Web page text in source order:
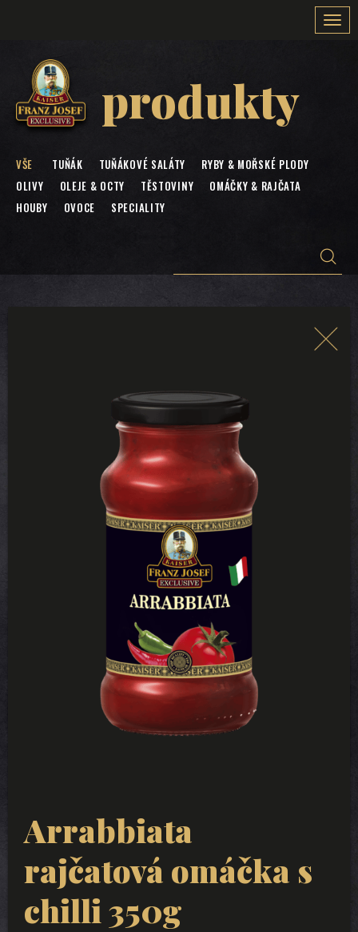
produkty
VŠE TUŇÁK TUŇÁKOVÉ SALÁTY
RYBY & MOŘSKÉ PLODY
OLIVY
OLEJE & OCTY TĚSTOVINY
OMÁČKY & RAJČATA
HOUBY
OVOCE SPECIALITY
Arrabbiata
rajčatová omáčka s
chilli 350g